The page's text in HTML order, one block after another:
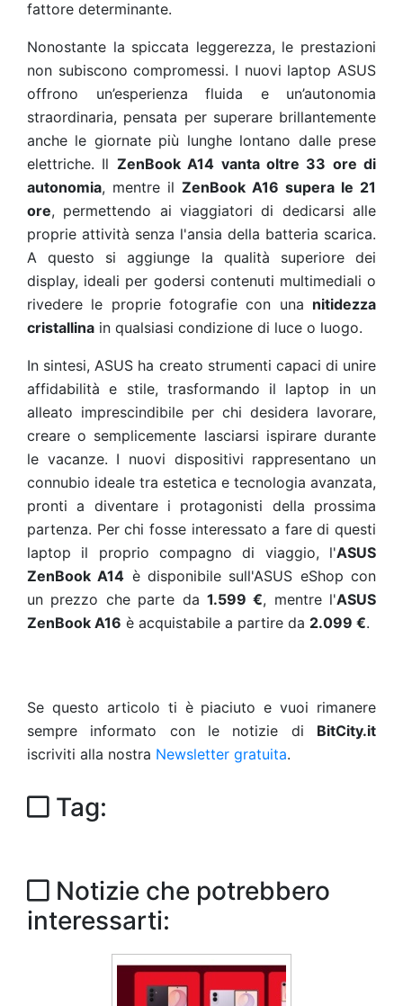
fattore determinante.
Nonostante la spiccata leggerezza, le prestazioni
non subiscono compromessi. I nuovi laptop ASUS
offrono un’esperienza fluida e un’autonomia
straordinaria, pensata per superare brillantemente
anche le giornate più lunghe lontano dalle prese
elettriche. Il ZenBook A14 vanta oltre 33 ore di
autonomia, mentre il ZenBook A16 supera le 21
ore, permettendo ai viaggiatori di dedicarsi alle
proprie attività senza l'ansia della batteria scarica.
A questo si aggiunge la qualità superiore dei
display, ideali per godersi contenuti multimediali o
rivedere le proprie fotografie con una nitidezza
cristallina in qualsiasi condizione di luce o luogo.
In sintesi, ASUS ha creato strumenti capaci di unire
affidabilità e stile, trasformando il laptop in un
alleato imprescindibile per chi desidera lavorare,
creare o semplicemente lasciarsi ispirare durante
le vacanze. I nuovi dispositivi rappresentano un
connubio ideale tra estetica e tecnologia avanzata,
pronti a diventare i protagonisti della prossima
partenza. Per chi fosse interessato a fare di questi
laptop il proprio compagno di viaggio, l'ASUS
ZenBook A14 è disponibile sull'ASUS eShop con
un prezzo che parte da 1.599 €, mentre l'ASUS
ZenBook A16 è acquistabile a partire da 2.099 €.
Se questo articolo ti è piaciuto e vuoi rimanere
sempre informato con le notizie di BitCity.it
iscriviti alla nostra Newsletter gratuita.
Tag:
Notizie che potrebbero
interessarti: